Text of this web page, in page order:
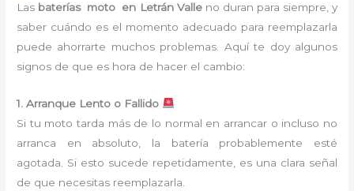
Las baterías moto en Letrán Valleno duran para siempre, y
saber cuándo es el momento adecuado para reemplazarla
puede ahorrarte muchos problemas. Aquí te doy algunos
signos de que es hora de hacer el cambio:
1. Arranque Lento o Fallido
Si tu moto tarda más de lo normal en arrancar o incluso no
arranca en absoluto, la batería probablemente esté
agotada. Si esto sucede repetidamente, es una clara señal
de que necesitas reemplazarla.